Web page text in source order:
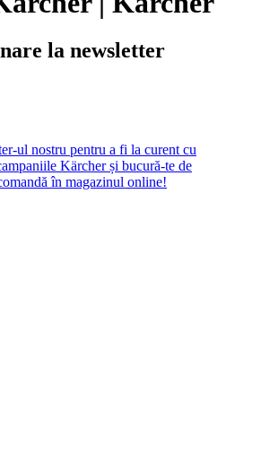
la newsletter
ul nostru pentru a fi la curent cu
Kärcher și bucură-te de
în magazinul online!